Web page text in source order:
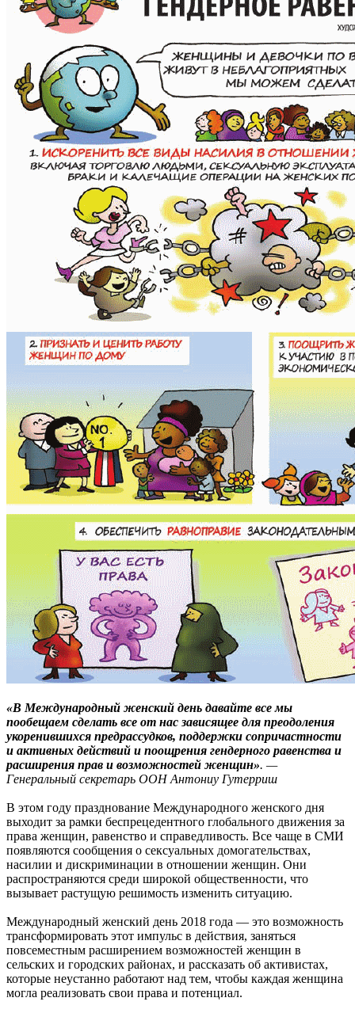
«В Международный женский день давайте все мы
пообещаем сделать все от нас зависящее для преодоления
укоренившихся предрассудков, поддержки сопричастности
и активных действий и поощрения гендерного равенства и
расширения прав и возможностей женщин». —
Генеральный секретарь ООН Антониу Гутерриш
В этом году празднование Международного женского дня
выходит за рамки беспрецедентного глобального движения за
права женщин, равенство и справедливость. Все чаще в СМИ
появляются сообщения о сексуальных домогательствах,
насилии и дискриминации в отношении женщин. Они
распространяются среди широкой общественности, что
вызывает растущую решимость изменить ситуацию.
Международный женский день 2018 года — это возможность
трансформировать этот импульс в действия, заняться
повсеместным расширением возможностей женщин в
сельских и городских районах, и рассказать об активистах,
которые неустанно работают над тем, чтобы каждая женщина
могла реализовать свои права и потенциал.